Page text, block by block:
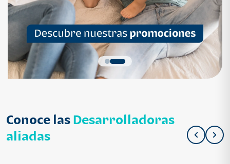
Conoce las Desarrolladoras
aliadas